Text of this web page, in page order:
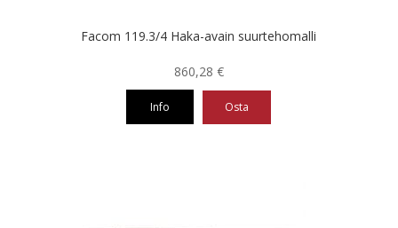
Facom 119.3/4 Haka-avain suurtehomalli
860,28 €
Info Osta